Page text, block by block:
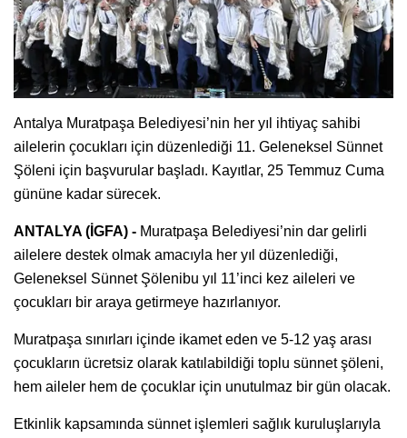
Antalya Muratpaşa Belediyesi’nin her yıl ihtiyaç sahibi
ailelerin çocukları için düzenlediği 11. Geleneksel Sünnet
Şöleni için başvurular başladı. Kayıtlar, 25 Temmuz Cuma
gününe kadar sürecek.
ANTALYA (İGFA) - Muratpaşa Belediyesi’nin dar gelirli
ailelere destek olmak amacıyla her yıl düzenlediği,
Geleneksel Sünnet Şölenibu yıl 11’inci kez aileleri ve
çocukları bir araya getirmeye hazırlanıyor.
Muratpaşa sınırları içinde ikamet eden ve 5-12 yaş arası
çocukların ücretsiz olarak katılabildiği toplu sünnet şöleni,
hem aileler hem de çocuklar için unutulmaz bir gün olacak.
Etkinlik kapsamında sünnet işlemleri sağlık kuruluşlarıyla